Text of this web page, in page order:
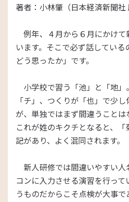
著者：小林肇（日本経済新聞社
例年、４月から６月にかけて
います。そこで必ず話している
どう思ったか」です。
小学校で習う「池」と「地」
「チ」、つくりが「也」で少
が、単独ではまず間違うことは
これが姓のキクチとなると、
記があり、よく混同されます。
新人研修では間違いやすい人
コンに入力させる演習を行って
うものだからこそ点検が大事